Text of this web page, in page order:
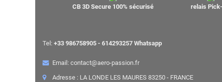
CB 3D Secure 100% sécurisé relais
Tel: +33 986758905 - 614293257 Whatsapp
Email: contact@aero-passion.fr
Adresse : LA LONDE LES MAURES 83250 - FRANCE